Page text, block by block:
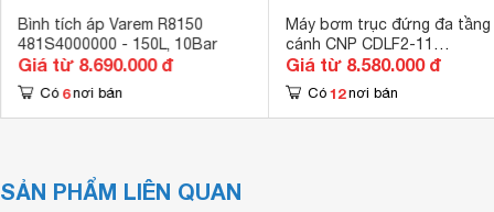
Bình tích áp Varem R8150
481S4000000 - 150L, 10Bar
Giá từ 8.690.000 đ
Có 6 nơi bán
Máy bơm trục đứng đa tầng
cánh CNP CDLF2-11
1.5HP(220V)
Giá từ 8.580.000 đ
Có 12 nơi bán
SẢN PHẨM LIÊN QUAN